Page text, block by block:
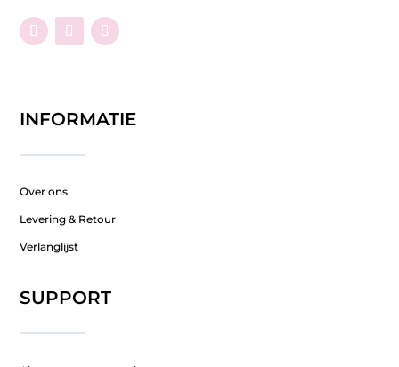
INFORMATIE
Over ons
Levering & Retour
Verlanglijst
SUPPORT